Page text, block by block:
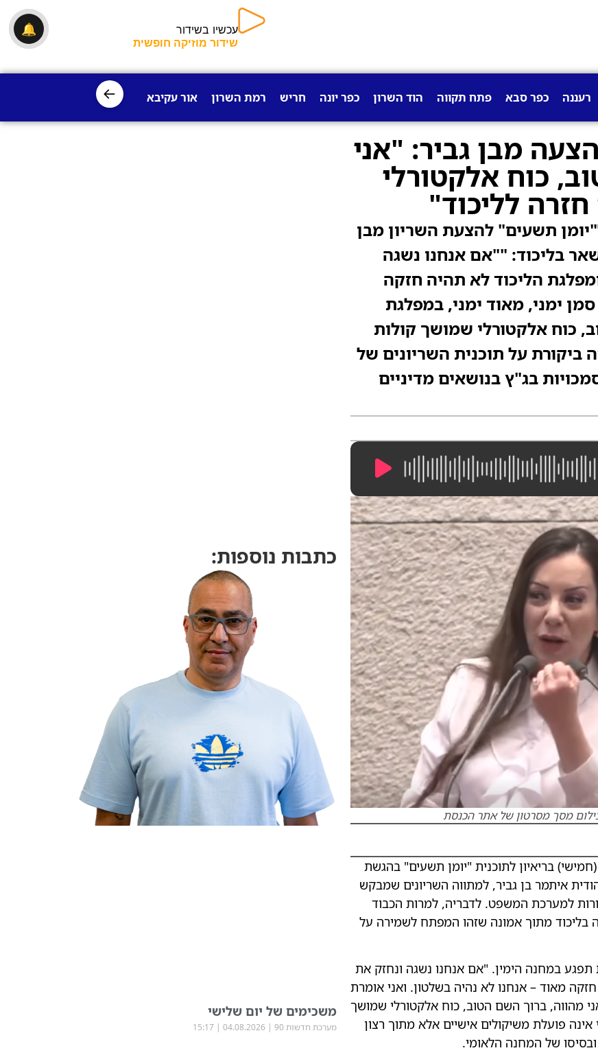
שידור מוזיקה
חופשית
רעננה כפר סבא פתח תקווה הוד השרון כפר יונה חריש רמת השרון אור עקיבא פרדס חנה
←
מבן גביר: "אני
כוח אלקטורלי
לליכוד"
תשעים" להצעת השריון מבן
בליכוד: ""אם אנחנו נשגה
הליכוד לא תהיה חזקה
ימני, מאוד ימני, במפלגת
כוח אלקטורלי שמושך קולות
ביקורת על תוכנית השריונים של
בג"ץ בנושאים מדיניים
0:00
/
11:48
מסך מסרטון של אתר הכנסת
בריאיון לתוכנית "יומן תשעים" בהגשת
איתמר בן גביר, למתווה השריונים שמבקש
למערכת המשפט. לדבריה, למרות הכבוד
מתוך אמונה שזהו המפתח לשמירה על
תפגע במחנה הימין. "אם אנחנו נשגה ונחזק את
מאוד – אנחנו לא נהיה בשלטון. ואני אומרת
מהווה, ברוך השם הטוב, כוח אלקטורלי שמושך
פועלת משיקולים אישיים אלא מתוך רצון
של המחנה הלאומי.
כתבות נוספות:
משכימים של יום שלישי
מערכת חדשות 90
🔔